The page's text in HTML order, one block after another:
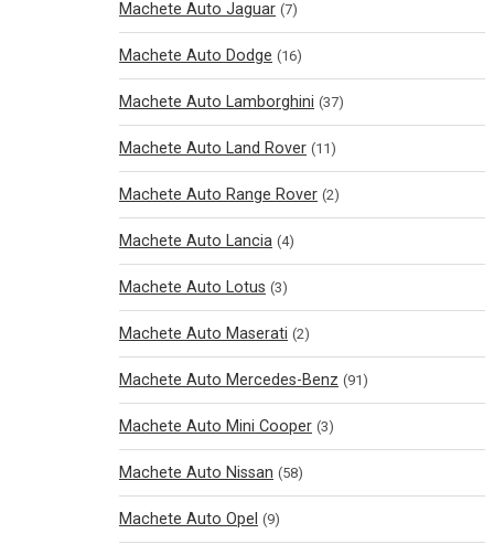
Machete Auto Jaguar (7)
Machete Auto Dodge (16)
Machete Auto Lamborghini (37)
Machete Auto Land Rover (11)
Machete Auto Range Rover (2)
Machete Auto Lancia (4)
Machete Auto Lotus (3)
Machete Auto Maserati (2)
Machete Auto Mercedes-Benz (91)
Machete Auto Mini Cooper (3)
Machete Auto Nissan (58)
Machete Auto Opel (9)